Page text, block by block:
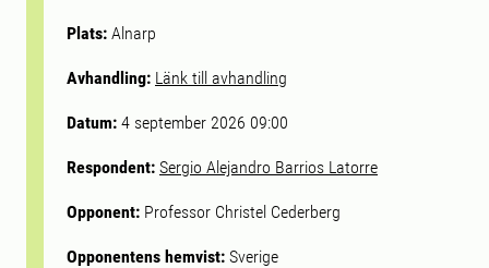
Plats: Alnarp
Avhandling: Länk till avhandling
Datum: 4 september 2026 09:00
Respondent: Sergio Alejandro Barrios Latorre
Opponent: Professor Christel Cederberg
Opponentens hemvist: Sverige